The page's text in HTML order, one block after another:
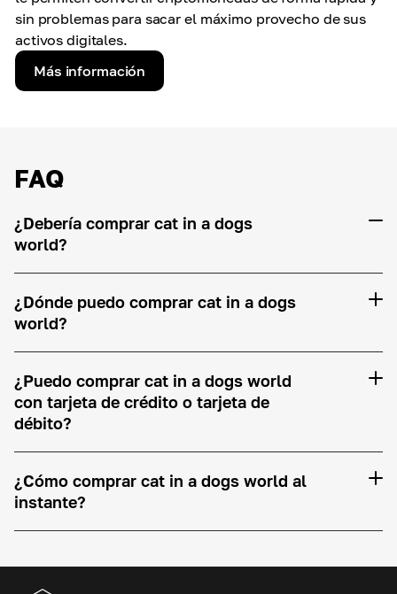
sin problemas para sacar el máximo provecho de sus
activos digitales.
Más información
FAQ
¿Debería comprar cat in a dogs
world?
¿Dónde puedo comprar cat in a dogs
world?
¿Puedo comprar cat in a dogs world
con tarjeta de crédito o tarjeta de
débito?
¿Cómo comprar cat in a dogs world al
instante?